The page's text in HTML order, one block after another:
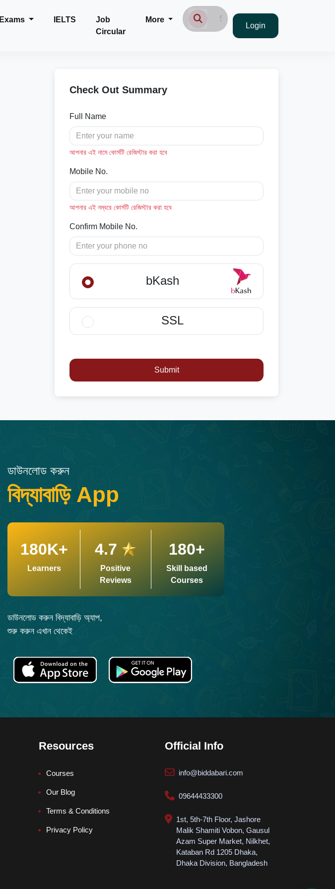
Exams IELTS
Job
Circular
More
Login
Check Out Summary
Full Name
আপনার এই নামে কোর্সটি রেজিস্টার করা হবে
Mobile No.
আপনার এই নম্বরে কোর্সটি রেজিস্টার করা হবে
Confirm Mobile No.
bKash
SSL
Submit
ডাউনলোড করুন
বিদ্যাবাড়ি App
180K+
Learners
4.7
Positive
Reviews
180+
Skill based
Courses
ডাউনলোড করুন বিদ্যাবাড়ি অ্যাপ,
শুরু করুন এখান থেকেই
Resources
Courses
Our Blog
Terms & Conditions
Privacy Policy
Official Info
info@biddabari.com
09644433300
1st, 5th-7th Floor, Jashore
Malik Shamiti Vobon, Gausul
Azam Super Market, Nilkhet,
Kataban Rd 1205 Dhaka,
Dhaka Division, Bangladesh
How can we help? 👋
Start Chat
POPULAR TOPICS
Course Admission